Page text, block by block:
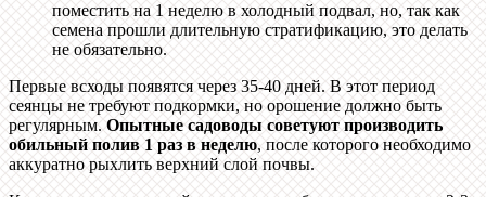
поместить на 1 неделю в холодный подвал, но, так как
семена прошли длительную стратификацию, это делать
не обязательно.
Первые всходы появятся через 35-40 дней. В этот период
сеянцы не требуют подкормки, но орошение должно быть
регулярным.Опытные садоводы советуют производить
обильный полив 1 раз в неделю, после которого необходимо
аккуратно рыхлить верхний слой почвы.